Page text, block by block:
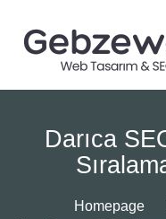
content
Darıca
Homepage